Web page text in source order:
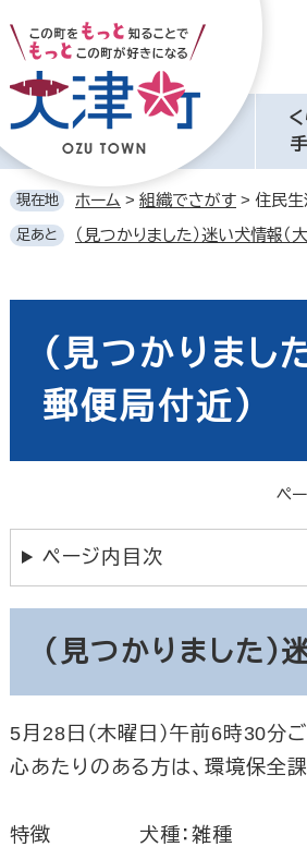
く
現在地 ホーム > 組織でさがす > 住民
足あと （見つかりました）迷い犬情報（
（見つかりまし
郵便局付近）
ペ
ページ内目次
（見つかりました
5月28日（木曜日）午前6時30分
心あたりのある方は、環境保全
特徴 犬種：雑種